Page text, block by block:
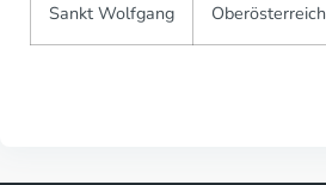
Sankt Wolfgang Oberösterreich